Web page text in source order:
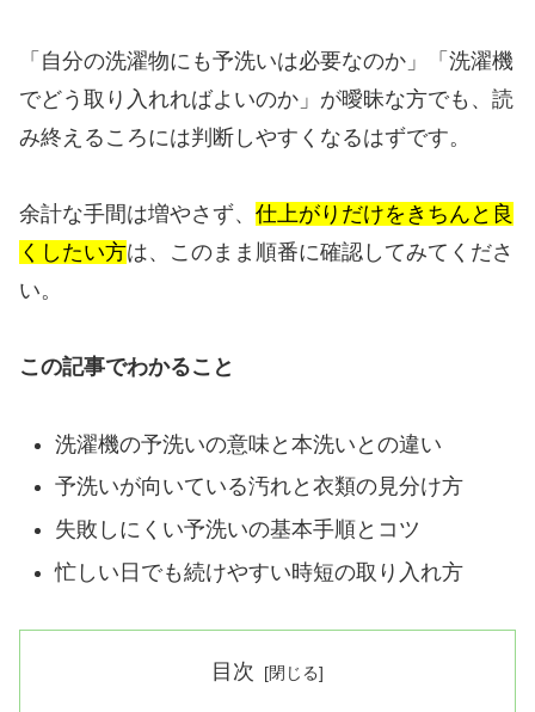
「自分の洗濯物にも予洗いは必要なのか」「洗濯機
でどう取り入れればよいのか」が曖昧な方でも、読
み終えるころには判断しやすくなるはずです。
余計な手間は増やさず、 仕上がりだけをきちんと良
くしたい方は、このまま順番に確認してみてくださ
い。
この記事でわかること
洗濯機の予洗いの意味と本洗いとの違い
予洗いが向いている汚れと衣類の見分け方
失敗しにくい予洗いの基本手順とコツ
忙しい日でも続けやすい時短の取り入れ方
目次